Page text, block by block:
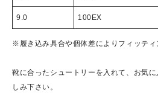
9.0 100EX
※履き込み具合や個体差によりフィッティ
靴に合ったシュートリーを入れて、お気
しみ下さい。